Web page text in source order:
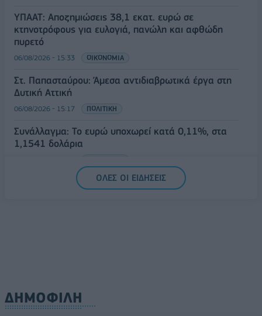
ΥΠΑΑΤ: Αποζημιώσεις 38,1 εκατ. ευρώ σε
κτηνοτρόφους για ευλογιά, πανώλη και αφθώδη
πυρετό
06/08/2026 - 15:33 ΟΙΚΟΝΟΜΙΑ
Στ. Παπασταύρου: Άμεσα αντιδιαβρωτικά έργα στη
Δυτική Αττική
06/08/2026 - 15:17 ΠΟΛΙΤΙΚΗ
Συνάλλαγμα: Το ευρώ υποχωρεί κατά 0,11%, στα
1,1541 δολάρια
ΟΛΕΣ ΟΙ ΕΙΔΗΣΕΙΣ
ΔΗΜΟΦΙΛΗ